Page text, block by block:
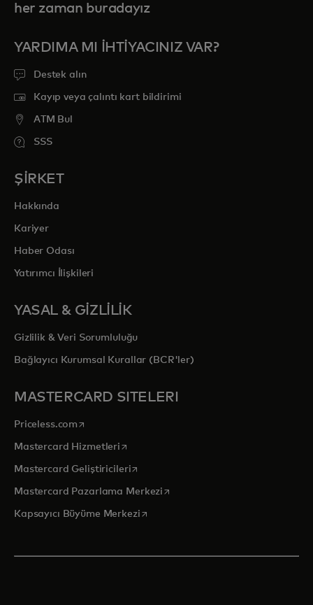
her zaman buradayız
YARDIMA MI IHTIYACINIZ VAR?
Destek alın
Kayıp veya çalıntı kart bildirimi
ATM Bul
SSS
ŞİRKET
Hakkında
Kariyer
Haber Odası
Yatırımcı İlişkileri
YASAL & GİZLİLİK
Gizlilik & Veri Sorumluluğu
Bağlayıcı Kurumsal Kurallar (BCR'ler)
MASTERCARD SITELERI
Priceless.com opens in a new tab
Mastercard Hizmetleri opens in a new tab
Mastercard Geliştiricileriopens in a new tab
Mastercard Pazarlama Merkezi opens in a new tab
Kapsayıcı Büyüme Merkeziopens in a new tab